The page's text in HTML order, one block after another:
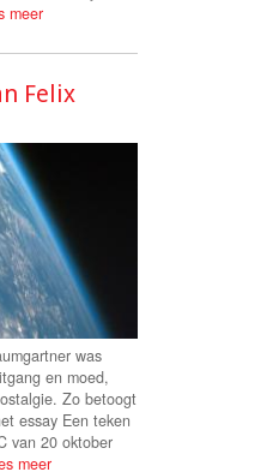
meer
Felix
was
en moed,
Zo betoogt
essay Een teken
van 20 oktober
meer